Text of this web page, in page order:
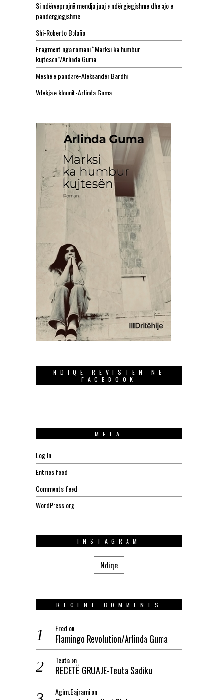
Si ndërveprojnë mendja juaj e ndërgjegjshme dhe ajo e
pandërgjegjshme
Shi-Roberto Bolaño
Fragment nga romani “Marksi ka humbur
kujtesën”/Arlinda Guma
Meshë e pandarë-Aleksandër Bardhi
Vdekja e klounit-Arlinda Guma
NDIQE REVISTËN NË
FACEBOOK
META
Log in
Entries feed
Comments feed
WordPress.org
INSTAGRAM
Ndiqe
RECENT COMMENTS
Fred on
Flamingo Revolution/Arlinda Guma
Teutaon
RECETË GRUAJE-Teuta Sadiku
Agim.Bajramion